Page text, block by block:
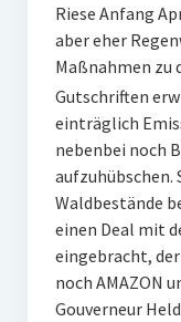
Riese Anfang
aber eher
Maßnahmen zu
Gutschriften
einträglich
nebenbei noch
aufzuhübschen.
Waldbestände
einen Deal mit
eingebracht,
noch AMAZON
Gouverneur